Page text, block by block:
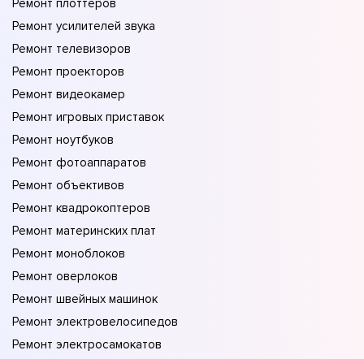
Ремонт плоттеров
Ремонт усилителей звука
Ремонт телевизоров
Ремонт проекторов
Ремонт видеокамер
Ремонт игровых приставок
Ремонт ноутбуков
Ремонт фотоаппаратов
Ремонт объективов
Ремонт квадрокоптеров
Ремонт материнских плат
Ремонт моноблоков
Ремонт оверлоков
Ремонт швейных машинок
Ремонт электровелосипедов
Ремонт электросамокатов